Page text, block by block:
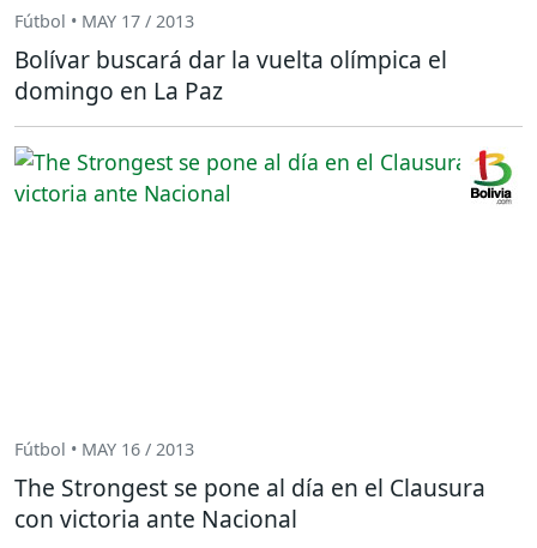
Fútbol • MAY 17 / 2013
Bolívar buscará dar la vuelta olímpica el
domingo en La Paz
Fútbol • MAY 16 / 2013
The Strongest se pone al día en el Clausura
con victoria ante Nacional